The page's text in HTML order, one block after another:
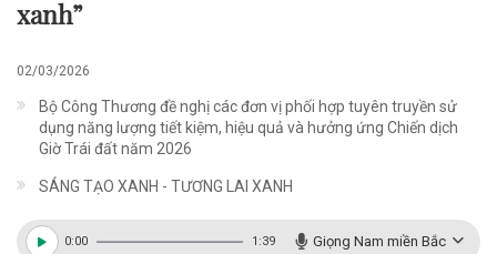
xanh”
02/03/2026
Bộ Công Thương đề nghị các đơn vị phối hợp tuyên truyền sử
dụng năng lượng tiết kiệm, hiệu quả và hưởng ứng Chiến dịch
Giờ Trái đất năm 2026
SÁNG TẠO XANH - TƯƠNG LAI XANH
0:00 1:39 Giọng Nam miền Bắc